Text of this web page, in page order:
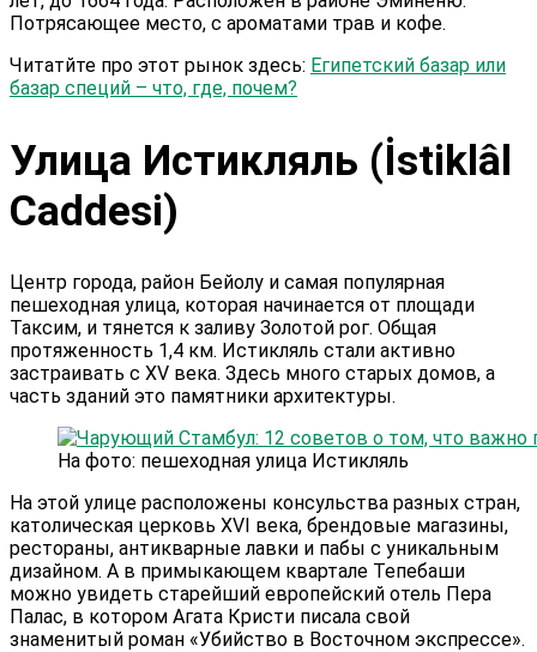
Потрясающее место, с ароматами трав и кофе.
Читатйте про этот рынок здесь: Египетский базар или
базар специй – что, где, почем?
Улица Истикляль (İstiklâl
Caddesi)
Центр города, район Бейолу и самая популярная
пешеходная улица, которая начинается от площади
Таксим, и тянется к заливу Золотой рог. Общая
протяженность 1,4 км. Истикляль стали активно
застраивать с XV века. Здесь много старых домов, а
часть зданий это памятники архитектуры.
На фото: пешеходная улица Истикляль
На этой улице расположены консульства разных стран,
католическая церковь XVI века, брендовые магазины,
рестораны, антикварные лавки и пабы с уникальным
дизайном. А в примыкающем квартале Тепебаши
можно увидеть старейший европейский отель Пера
Палас, в котором Агата Кристи писала свой
знаменитый роман «Убийство в Восточном экспрессе».